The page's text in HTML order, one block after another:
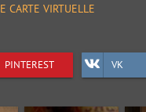
CARTE VIRTUELLE
PINTEREST VK